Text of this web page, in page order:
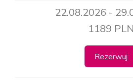
22.08.2026 -
1189 PLN
Rezerwuj